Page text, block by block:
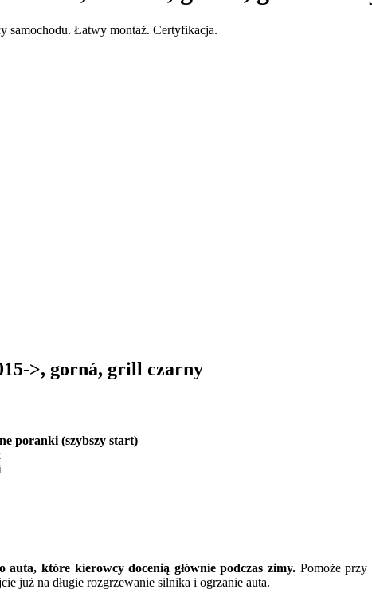
samochodu. Łatwy montaż. Certyfikacja.
>, gorná, grill czarny
poranki (szybszy start)
które kierowcy docenią głównie podczas zimy. Pomoże przy
już na długie rozgrzewanie silnika i ogrzanie auta.